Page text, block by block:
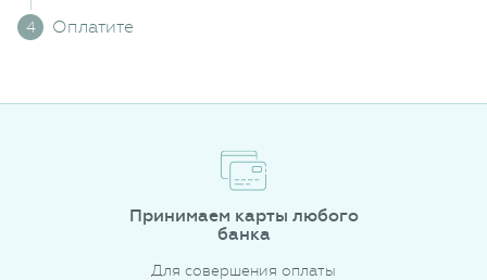
Оплатите
Принимаем карты любого
банка
Для совершения оплаты